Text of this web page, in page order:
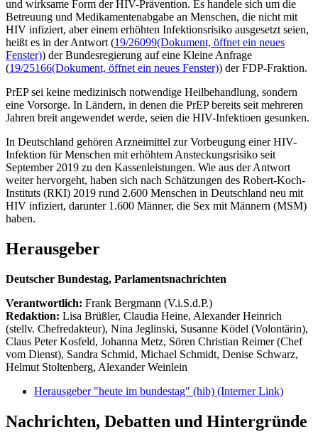
und wirksame Form der HIV-Prävention. Es handele sich um die
Betreuung und Medikamentenabgabe an Menschen, die nicht mit
HIV infiziert, aber einem erhöhten Infektionsrisiko ausgesetzt seien,
heißt es in der Antwort (19/26099(Dokument, öffnet ein neues
Fenster)) der Bundesregierung auf eine Kleine Anfrage
(19/25166(Dokument, öffnet ein neues Fenster)) der FDP-Fraktion.
PrEP sei keine medizinisch notwendige Heilbehandlung, sondern
eine Vorsorge. In Ländern, in denen die PrEP bereits seit mehreren
Jahren breit angewendet werde, seien die HIV-Infektioen gesunken.
In Deutschland gehören Arzneimittel zur Vorbeugung einer HIV-
Infektion für Menschen mit erhöhtem Ansteckungsrisiko seit
September 2019 zu den Kassenleistungen. Wie aus der Antwort
weiter hervorgeht, haben sich nach Schätzungen des Robert-Koch-
Instituts (RKI) 2019 rund 2.600 Menschen in Deutschland neu mit
HIV infiziert, darunter 1.600 Männer, die Sex mit Männern (MSM)
haben.
Herausgeber
Deutscher Bundestag, Parlamentsnachrichten
Verantwortlich: Frank Bergmann (V.i.S.d.P.)
Redaktion: Lisa Brüßler, Claudia Heine, Alexander Heinrich
(stellv. Chefredakteur), Nina Jeglinski, Susanne Ködel (Volontärin),
Claus Peter Kosfeld, Johanna Metz, Sören Christian Reimer (Chef
vom Dienst), Sandra Schmid, Michael Schmidt, Denise Schwarz,
Helmut Stoltenberg, Alexander Weinlein
Herausgeber "heute im bundestag" (hib) (Interner Link)
Nachrichten, Debatten und Hintergründe